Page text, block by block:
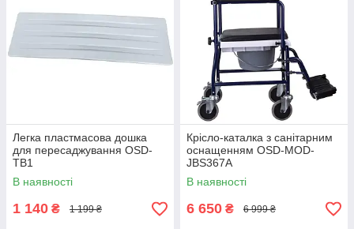
Легка пластмасова дошка
для пересаджування OSD-
TB1
В наявності
1 140 ₴ 1 199 ₴
Крісло-каталка з санітарним
оснащенням OSD-MOD-
JBS367A
В наявності
6 650 ₴ 6 999 ₴